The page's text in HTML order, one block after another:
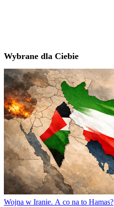
Wybrane dla Ciebie
Wojna w Iranie. A co na to Hamas?